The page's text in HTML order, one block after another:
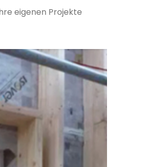
eigenen Projekte